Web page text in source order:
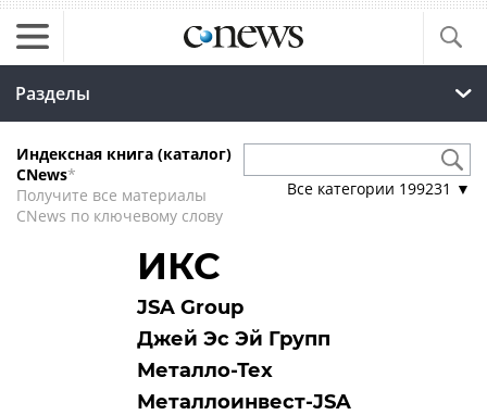
Разделы
Индексная книга (каталог)
CNews*
Получите все материалы
CNews по ключевому слову
Все категории 199231 ▼
ИКС
JSA Group
Джей Эс Эй Групп
Металло-Тех
Металлоинвест-JSA